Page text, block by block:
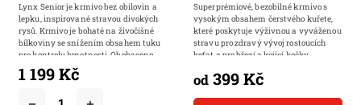
1 199 Kč
Lynx Senior je krmivo bez obilovin a
lepku, inspirované stravou divokých
rysů. Krmivo je bohaté na živočišné
bílkoviny se snížením obsahem tuku
pro kontrolu hmotnosti. Obohaceno...
od 399 Kč
Superprémiové, bezobilné krmivo s
vysokým obsahem čerstvého kuřete,
které poskytuje výživnou a vyváženou
stravu pro zdravý vývoj rostoucích
koťat a pro březí a kojící kočky.